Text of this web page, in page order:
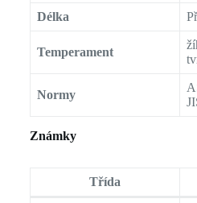
Délka
Temperament
Normy
Známky
Třída